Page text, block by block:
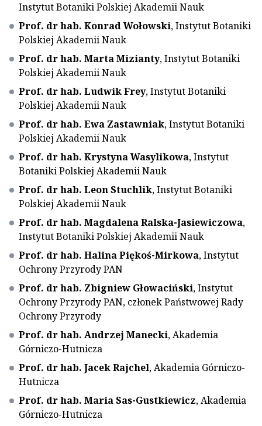
Instytut Botaniki Polskiej Akademii Nauk
Prof. dr hab. Konrad Wołowski, Instytut Botaniki
Polskiej Akademii Nauk
Prof. dr hab. Marta Mizianty, Instytut Botaniki
Polskiej Akademii Nauk
Prof. dr hab. Ludwik Frey, Instytut Botaniki
Polskiej Akademii Nauk
Prof. dr hab. Ewa Zastawniak, Instytut Botaniki
Polskiej Akademii Nauk
Prof. dr hab. Krystyna Wasylikowa, Instytut
Botaniki Polskiej Akademii Nauk
Prof. dr hab. Leon Stuchlik, Instytut Botaniki
Polskiej Akademii Nauk
Prof. dr hab. Magdalena Ralska-Jasiewiczowa,
Instytut Botaniki Polskiej Akademii Nauk
Prof. dr hab. Halina Piękoś-Mirkowa, Instytut
Ochrony Przyrody PAN
Prof. dr hab. Zbigniew Głowaciński, Instytut
Ochrony Przyrody PAN, członek Państwowej Rady
Ochrony Przyrody
Prof. dr hab. Andrzej Manecki, Akademia
Górniczo-Hutnicza
Prof. dr hab. Jacek Rajchel, Akademia Górniczo-
Hutnicza
Prof. dr hab. Maria Sas-Gustkiewicz, Akademia
Górniczo-Hutnicza